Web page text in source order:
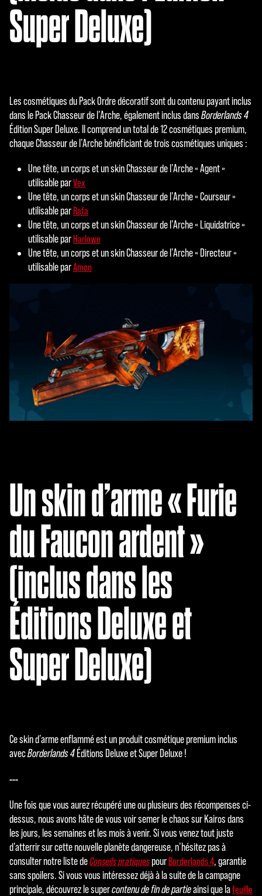
Super Deluxe)
Les cosmétiques du Pack Ordre décoratif sont du contenu payant inclus
dans le Pack Chasseur de l’Arche, également inclus dansBorderlands 4
Édition Super Deluxe. Il comprend un total de 12 cosmétiques premium,
chaque Chasseur de l’Arche bénéficiant de trois cosmétiques uniques :
Une tête, un corps et un skin Chasseur de l’Arche « Agent »
utilisable parVex
Une tête, un corps et un skin Chasseur de l’Arche « Courseur »
utilisable par Rafa
Une tête, un corps et un skin Chasseur de l’Arche « Liquidatrice »
utilisable par Harlowe
Une tête, un corps et un skin Chasseur de l’Arche « Directeur »
utilisable parAmon
Un skin d’arme « Furie
du Faucon ardent »
(inclus dans les
Éditions Deluxe et
Super Deluxe)
Ce skin d’arme enflammé est un produit cosmétique premium inclus
avecBorderlands 4 Éditions Deluxe et Super Deluxe !
---
Une fois que vous aurez récupéré une ou plusieurs des récompenses ci-
dessus, nous avons hâte de vous voir semer le chaos sur Kairos dans
les jours, les semaines et les mois à venir. Si vous venez tout juste
d’atterrir sur cette nouvelle planète dangereuse, n’hésitez pas à
consulter notre liste deConseils pratiques pourBorderlands 4, garantie
sans spoilers. Si vous vous intéressez déjà à la suite de la campagne
principale, découvrez le supercontenu de fin de partieainsi que lafeuille